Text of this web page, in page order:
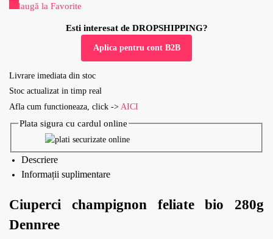
Adaugă la Favorite
Esti interesat de DROPSHIPPING?
Aplica pentru cont B2B
Livrare imediata din stoc
Stoc actualizat in timp real
Afla cum functioneaza, click -> AICI
Plata sigura cu cardul online
Descriere
Informații suplimentare
Ciuperci champignon feliate bio 280g
Dennree